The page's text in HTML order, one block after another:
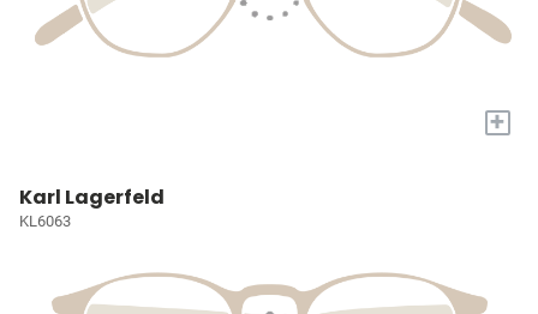
+
Karl Lagerfeld
KL6063